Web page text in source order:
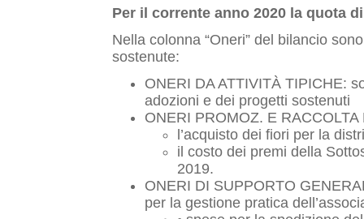
Per il corrente anno 2020 la quota
Nella colonna “Oneri” del bilancio
sostenute:
ONERI DA ATTIVITÀ TIPICHE:
adozioni e dei progetti sostenuti
ONERI PROMOZ. E
l’acquisto dei fiori per la
il costo dei premi della
2019.
ONERI DI SUPPORTO
per la gestione pratica